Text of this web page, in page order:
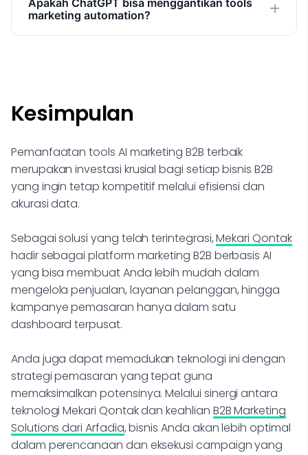
membantu pengukuran ini.
Indonesia, integrasi resmi dengan WhatsApp Business
API, dan local customer support. Ini sangat penting
Apakah ChatGPT bisa menggantikan tools
marketing automation?
seperti HubSpot, Salesforce, atau Mekari Qontak.
Kesimpulan
Pemanfaatan tools AI marketing B2B terbaik
merupakan investasi krusial bagi setiap bisnis B2B
yang ingin tetap kompetitif melalui efisiensi dan
akurasi data.
Sebagai solusi yang telah terintegrasi,Mekari Qontak
hadir sebagai platform marketing B2B berbasis AI
yang bisa membuat Anda lebih mudah dalam
mengelola penjualan, layanan pelanggan, hingga
kampanye pemasaran hanya dalam satu
dashboard terpusat.
Anda juga dapat memadukan teknologi ini dengan
strategi pemasaran yang tepat guna
memaksimalkan potensinya. Melalui sinergi antara
teknologi Mekari Qontak dan keahlian B2B Marketing
Solutions dari Arfadia, bisnis Anda akan lebih optimal
dalam perencanaan dan eksekusi campaign yang